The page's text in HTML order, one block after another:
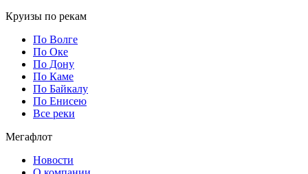
Круизы по рекам
По Волге
По Оке
По Дону
По Каме
По Байкалу
По Енисею
Все реки
Мегафлот
Новости